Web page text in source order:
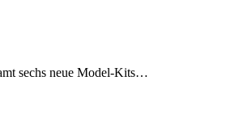
sechs neue Model-Kits…